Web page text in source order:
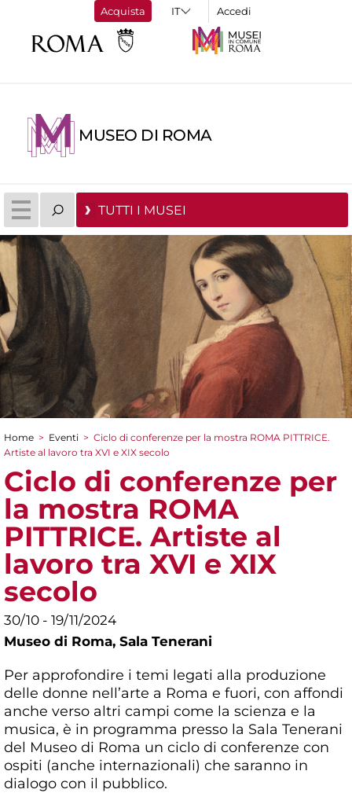
Acquista Accedi
MUSEO DI ROMA
TUTTI I MUSEI
Tu sei qui
Home > Eventi > Ciclo di conferenze per la mostra ROMA PITTRICE.
Artiste al lavoro tra XVI e XIX secolo
Ciclo di conferenze per
la mostra ROMA
PITTRICE. Artiste al
lavoro tra XVI e XIX
secolo
30/10 - 19/11/2024
Museo di Roma, Sala Tenerani
Per approfondire i temi legati alla produzione
delle donne nell’arte a Roma e fuori, con affondi
anche verso altri campi come la scienza e la
musica, è in programma presso la Sala Tenerani
del Museo di Roma un ciclo di conferenze con
ospiti (anche internazionali) che saranno in
dialogo con il pubblico.